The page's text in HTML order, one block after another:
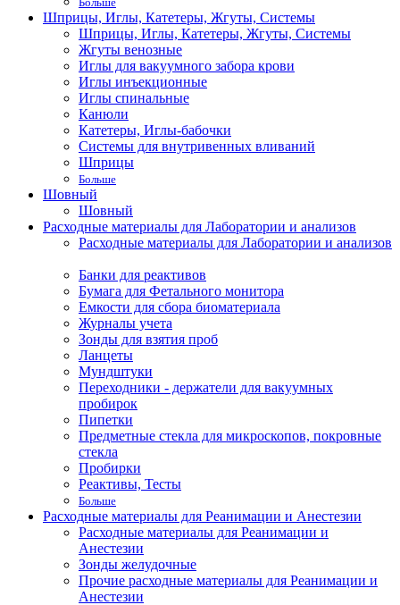
Шприцы, Иглы, Катетеры, Жгуты, Системы
Шприцы, Иглы, Катетеры, Жгуты, Системы
Жгуты венозные
Иглы для вакуумного забора крови
Иглы инъекционные
Иглы спинальные
Канюли
Катетеры, Иглы-бабочки
Системы для внутривенных вливаний
Шприцы
Больше
Шовный
Шовный
Расходные материалы для Лаборатории и анализов
Расходные материалы для Лаборатории и анализов
Банки для реактивов
Бумага для Фетального монитора
Емкости для сбора биоматериала
Журналы учета
Зонды для взятия проб
Ланцеты
Мундштуки
Переходники - держатели для вакуумных
пробирок
Пипетки
Предметные стекла для микроскопов, покровные
стекла
Пробирки
Реактивы, Тесты
Больше
Расходные материалы для Реанимации и Анестезии
Расходные материалы для Реанимации и
Анестезии
Зонды желудочные
Прочие расходные материалы для Реанимации и
Анестезии